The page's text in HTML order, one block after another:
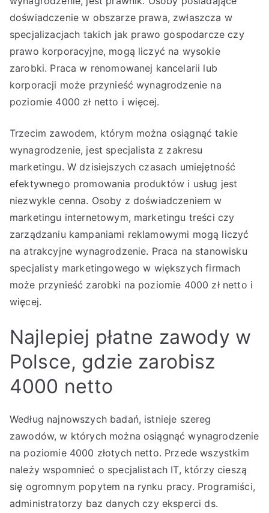
doświadczenie w obszarze prawa, zwłaszcza w
specjalizacjach takich jak prawo gospodarcze czy
prawo korporacyjne, mogą liczyć na wysokie
zarobki. Praca w renomowanej kancelarii lub
korporacji może przynieść wynagrodzenie na
poziomie 4000 zł netto i więcej.
Trzecim zawodem, którym można osiągnąć takie
wynagrodzenie, jest specjalista z zakresu
marketingu. W dzisiejszych czasach umiejętność
efektywnego promowania produktów i usług jest
niezwykle cenna. Osoby z doświadczeniem w
marketingu internetowym, marketingu treści czy
zarządzaniu kampaniami reklamowymi mogą liczyć
na atrakcyjne wynagrodzenie. Praca na stanowisku
specjalisty marketingowego w większych firmach
może przynieść zarobki na poziomie 4000 zł netto i
więcej.
Najlepiej płatne zawody w
Polsce, gdzie zarobisz
4000 netto
Według najnowszych badań, istnieje szereg
zawodów, w których można osiągnąć wynagrodzenie
na poziomie 4000 złotych netto. Przede wszystkim
należy wspomnieć o specjalistach IT, którzy cieszą
się ogromnym popytem na rynku pracy. Programiści,
administratorzy baz danych czy eksperci ds.